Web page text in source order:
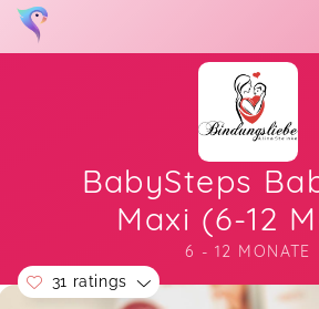
BabySteps
Maxi (6-12
6 - 12 MONATE
Soon you will learn more about me
31 ratings